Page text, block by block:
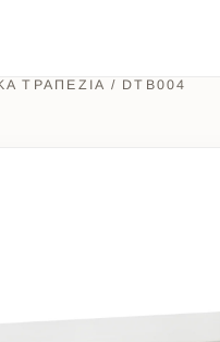
ΤΡΑΠΕΖΙΑ / DTB004